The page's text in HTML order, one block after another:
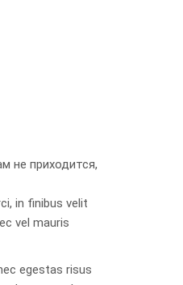
не приходится,
in finibus velit
vel mauris
egestas risus